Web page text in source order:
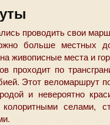
проводить свои
больше местных
на живописные места и
проходит по
Этот веломаршрут
и невероятно
селами,